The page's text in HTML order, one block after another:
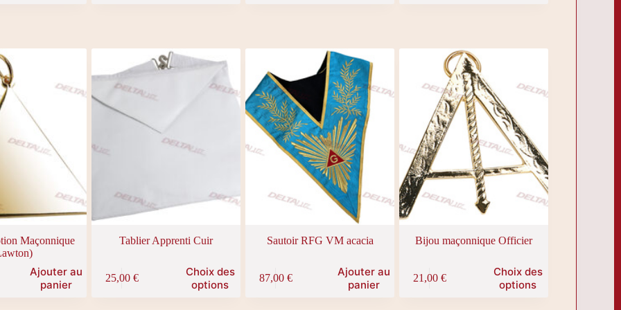
options
être
choisies
sur
produit
options
choisies
sur
page
produit
Maçonnique
Ajouter au
panier
Tablier Apprenti Cuir
25,00 €
Choix des
options
Ce
produit
Sautoir RFG VM acacia
87,00 €
Ajouter au
panier
Bijou maçonnique Officier
21,00 €
Choix des
options
Ce
produit